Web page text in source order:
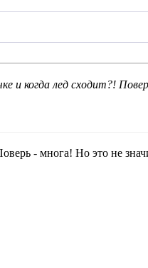
и когда лед сходит?!
- многа! Но это не